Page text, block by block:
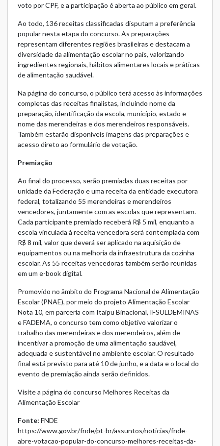
voto por CPF, e a participação é aberta ao público em geral.
Ao todo, 136 receitas classificadas disputam a preferência
popular nesta etapa do concurso. As preparações
representam diferentes regiões brasileiras e destacam a
diversidade da alimentação escolar no país, valorizando
ingredientes regionais, hábitos alimentares locais e práticas
de alimentação saudável.
Na página do concurso, o público terá acesso às informações
completas das receitas finalistas, incluindo nome da
preparação, identificação da escola, município, estado e
nome das merendeiras e dos merendeiros responsáveis.
Também estarão disponíveis imagens das preparações e
acesso direto ao formulário de votação.
Premiação
Ao final do processo, serão premiadas duas receitas por
unidade da Federação e uma receita da entidade executora
federal, totalizando 55 merendeiras e merendeiros
vencedores, juntamente com as escolas que representam.
Cada participante premiado receberá R$ 5 mil, enquanto a
escola vinculada à receita vencedora será contemplada com
R$ 8 mil, valor que deverá ser aplicado na aquisição de
equipamentos ou na melhoria da infraestrutura da cozinha
escolar. As 55 receitas vencedoras também serão reunidas
em um e-book digital.
Promovido no âmbito do Programa Nacional de Alimentação
Escolar (PNAE), por meio do projeto Alimentação Escolar
Nota 10, em parceria com Itaipu Binacional, IFSULDEMINAS
e FADEMA, o concurso tem como objetivo valorizar o
trabalho das merendeiras e dos merendeiros, além de
incentivar a promoção de uma alimentação saudável,
adequada e sustentável no ambiente escolar. O resultado
final está previsto para até 10 de junho, e a data e o local do
evento de premiação ainda serão definidos.
Visite a página do concurso Melhores Receitas da
Alimentação Escolar
Fonte: FNDE
https://www.gov.br/fnde/pt-br/assuntos/noticias/fnde-
abre-votacao-popular-do-concurso-melhores-receitas-da-